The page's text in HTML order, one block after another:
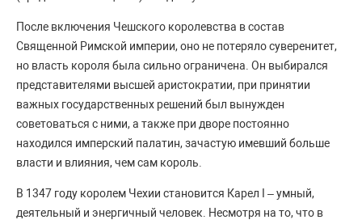
После включения Чешского королевства в состав
Священной Римской империи, оно не потеряло суверенитет,
но власть короля была сильно ограничена. Он выбирался
представителями высшей аристократии, при принятии
важных государственных решений был вынужден
советоваться с ними, а также при дворе постоянно
находился имперский палатин, зачастую имевший больше
власти и влияния, чем сам король.
В 1347 году королем Чехии становится Карел I – умный,
деятельный и энергичный человек. Несмотря на то, что в